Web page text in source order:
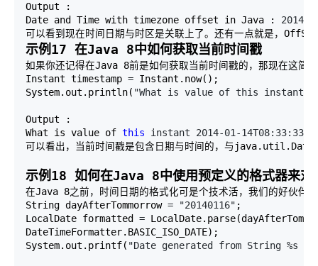
Output :
Date and Time with timezone offset in Java : 2014-
可以看到现在时间日期与时区是关联上了。还有一点就是，
示例17 在Java 8中如何获取当前时间戳
如果你还记得在Java 8前是如何获取当前时间戳的，那现在这
Instant timestamp = Instant.now();
System.out.println( "What is value of this instant "
Output :
What is value of this instant 2014-01-14T08:33:33
示例18 如何在Java 8中使用预定义的格式器来对
在Java 8之前，时间日期的格式化可是个技术活，我们的好伙伴
String dayAfterTommorrow = "20140116" ;
LocalDate formatted =
DateTimeFormatter.BASIC_ISO_DATE);
System.out.printf( "Date generated from String %s is